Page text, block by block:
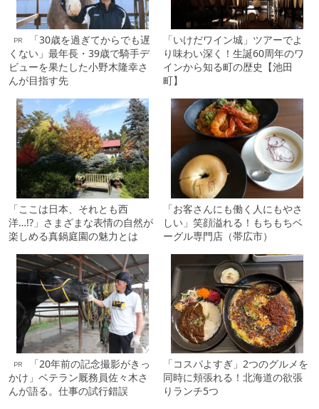
PR
「30歳を過ぎてからでも遅
くない」最年長・39歳で騎手デ
ビューを果たした小野木隆幸さ
んが目指す先
「いけだワイン城」ツアーでよ
り味わい深く！生誕60周年のワ
インから知る町の歴史【池田
町】
「ここは日本、それとも西
洋…!?」さまざまな表情の自然が
楽しめる真鍋庭園の魅力とは
「お客さんにも働く人にもやさ
しい」笑顔溢れる！もちもちベ
ーグル専門店（帯広市）
PR
「20年前の記念撮影がきっ
かけ」ベテラン厩務員佐々木さ
んが語る。仕事の試行錯誤
「コスパよすぎ」2つのグルメを
同時に頬張れる！北海道の欲張
りランチ5つ